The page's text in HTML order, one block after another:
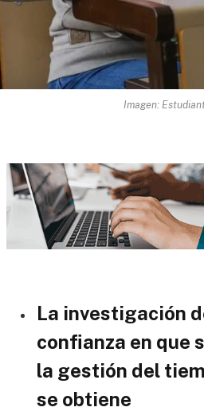
Imagen:
La investigación
confianza en que
la gestión del
se obtiene